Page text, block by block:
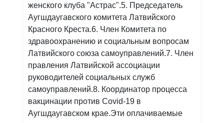
женского клуба "Астрас".5. Председатель
Аугшдаугавского комитета Латвийского
Красного Креста.6. Член Комитета по
здравоохранению и социальным вопросам
Латвийского союза самоуправлений.7. Член
правления Латвийской ассоциации
руководителей социальных служб
самоуправлений.8. Координатор процесса
вакцинации против Covid-19 в
Аугшдаугавском крае.Эти оплачиваемые